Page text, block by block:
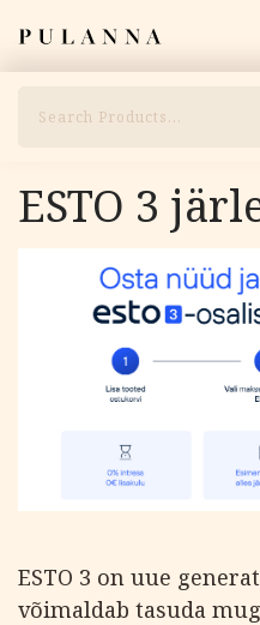
sisu
Menüü
ESTO 3
ESTO 3 on uue
võimaldab tasuda